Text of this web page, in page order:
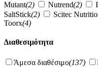
Mutant(2) Nutrend(2)
SaltStick(2) Scitec
Toorx(4)
Διαθεσιμότητα
Άμεσα διαθέσιμο(137)